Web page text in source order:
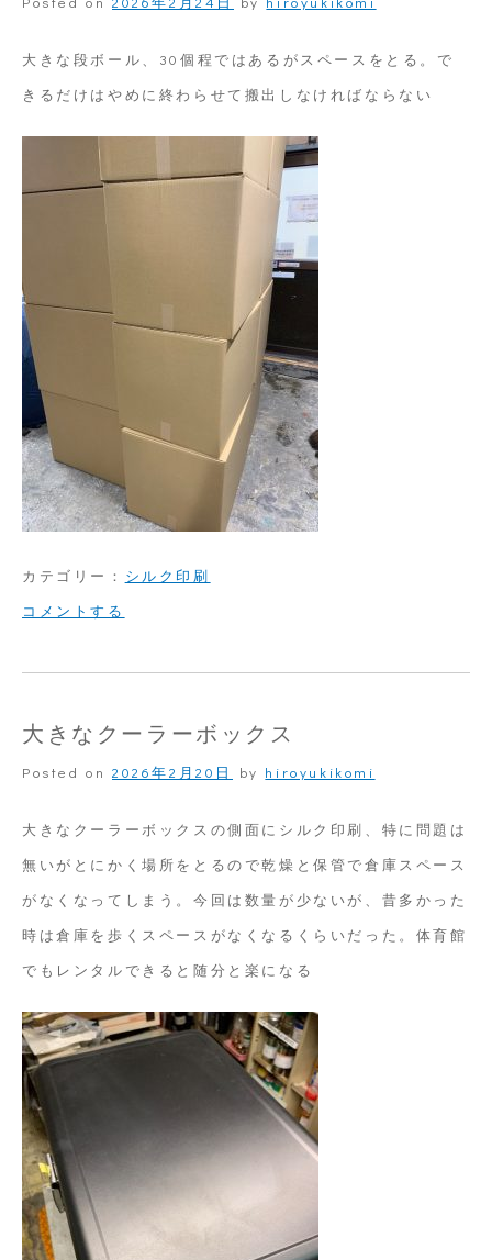
傘
バ
ジ
大きな段ボール、30個程ではあるがスペースをとる。で
きるだけはやめに終わらせて搬出しなければならない
カテゴリー： シルク印刷
コメントする
き
形
大きなクーラーボックス
Posted on 2026年2月20日 by hiroyukikomi
大きなクーラーボックスの側面にシルク印刷、特に問題は
無いがとにかく場所をとるので乾燥と保管で倉庫スペース
がなくなってしまう。今回は数量が少ないが、昔多かった
時は倉庫を歩くスペースがなくなるくらいだった。体育館
でもレンタルできると随分と楽になる